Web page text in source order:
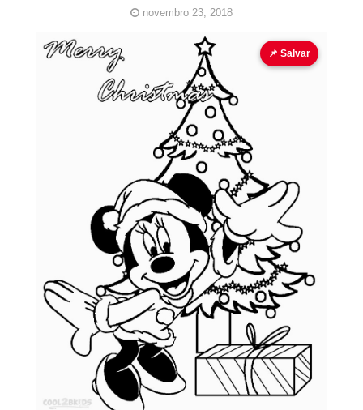
novembro 23, 2018
Desenho para colorir Pinturas para colorir
Pinturas
do
AUwe
📌 Salvar